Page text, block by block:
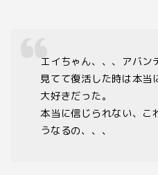
エイちゃん、、、アバン
見てて復活した時は本当
大好きだった。
本当に信じられない、こ
うなるの、、、